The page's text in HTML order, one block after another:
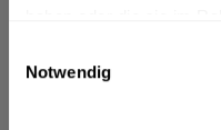
Notwendig